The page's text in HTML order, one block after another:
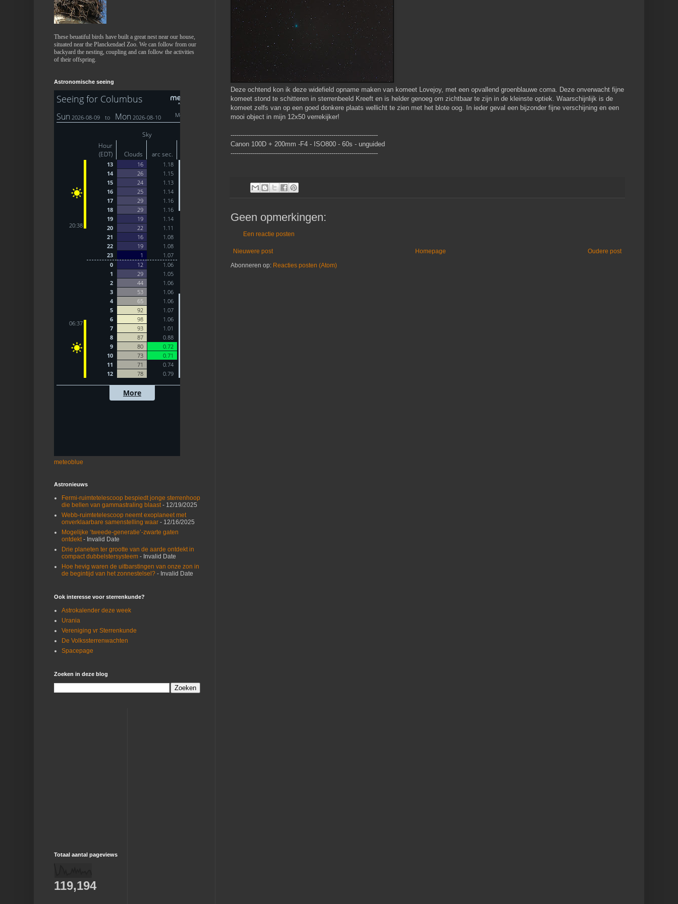
Deze ochtend kon ik deze widefield opname maken van komeet Lovejoy, met een opvallend groenblauwe coma. Deze onverwacht fijne
komeet stond te schitteren in sterrenbeeld Kreeft en is helder genoeg om zichtbaar te zijn in de kleinste optiek. Waarschijnlijk is de
komeet zelfs van op een goed donkere plaats wellicht te zien met het blote oog. In ieder geval een bijzonder fijne verschijning en een
mooi object in mijn 12x50 verrekijker!
-------------------------------------------------------------------------
Canon 100D + 200mm -F4 - ISO800 - 60s - unguided
-------------------------------------------------------------------------
Geen opmerkingen:
Een reactie posten
Nieuwere post Oudere post
Homepage
Abonneren op: Reacties posten (Atom)
These beuatiful birds have built a great nest near our house,
situated near the Planckendael Zoo. We can follow from our
backyard the nesting, coupling and can follow the activities
of their offspring.
Astronomische seeing
meteoblue
Astronieuws
Fermi-ruimtetelescoop bespiedt jonge sterrenhoop
die bellen van gammastraling blaast - 12/19/2025
Webb-ruimtetelescoop neemt exoplaneet met
onverklaarbare samenstelling waar - 12/16/2025
Mogelijke ‘tweede-generatie’-zwarte gaten
ontdekt - Invalid Date
Drie planeten ter grootte van de aarde ontdekt in
compact dubbelstersysteem - Invalid Date
Hoe hevig waren de uitbarstingen van onze zon in
de begintijd van het zonnestelsel? - Invalid Date
Ook interesse voor sterrenkunde?
Astrokalender deze week
Urania
Vereniging vr Sterrenkunde
De Volkssterrenwachten
Spacepage
Zoeken in deze blog
Totaal aantal pageviews
119,194